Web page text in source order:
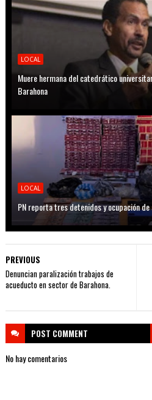
LOCAL
Muere hermana del catedrático
Barahona
LOCAL
PN reporta tres detenidos y ocupación
PREVIOUS
Denuncian paralización trabajos de
acueducto en sector de Barahona.
POST COMMENT
No hay comentarios